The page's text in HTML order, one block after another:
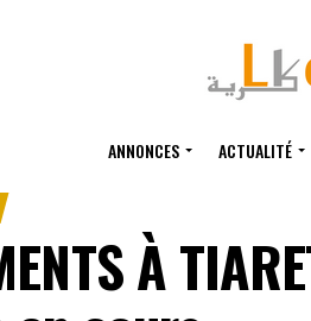
ANNONCES ACTUALITÉ
À